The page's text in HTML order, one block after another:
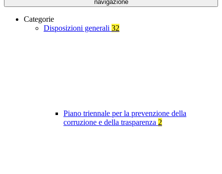
navigazione
Categorie
Disposizioni generali 32
Piano triennale per la prevenzione della
corruzione e della trasparenza 2